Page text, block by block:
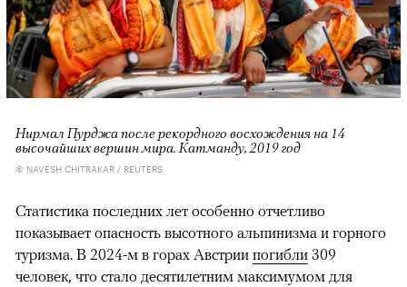
Нирмал Пурджа после рекордного восхождения на 14
высочайших вершин мира. Катманду, 2019 год
© NAVESH CHITRAKAR / REUTERS
Статистика последних лет особенно отчетливо
показывает опасность высотного альпинизма и горного
туризма. В 2024-м в горах Австрии погибли 309
человек, что стало десятилетним максимумом для